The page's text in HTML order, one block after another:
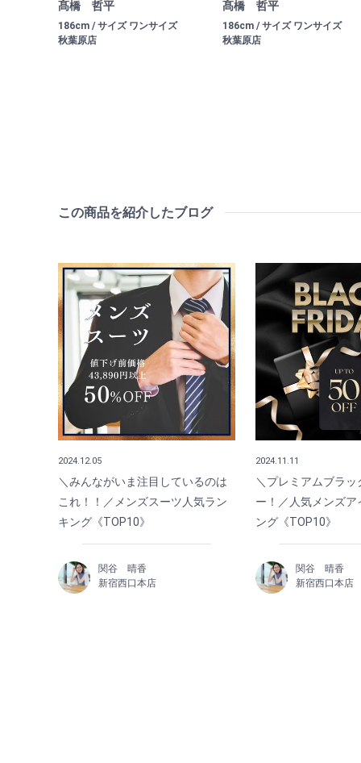
髙橋 哲平
186cm / サイズ ワンサイズ
秋葉原店
髙橋 哲平
186cm / サイズ ワンサイズ
秋葉原店
この商品を紹介したブログ
2024.12.05
＼みんながいま注目しているのは
これ！！／メンズスーツ人気ラン
キング《TOP10》
関谷 晴香
新宿西口本店
2024.11.11
＼プレミアムブラッ
ー！／人気メンズア
ング《TOP10》
関谷 晴香
新宿西口本店